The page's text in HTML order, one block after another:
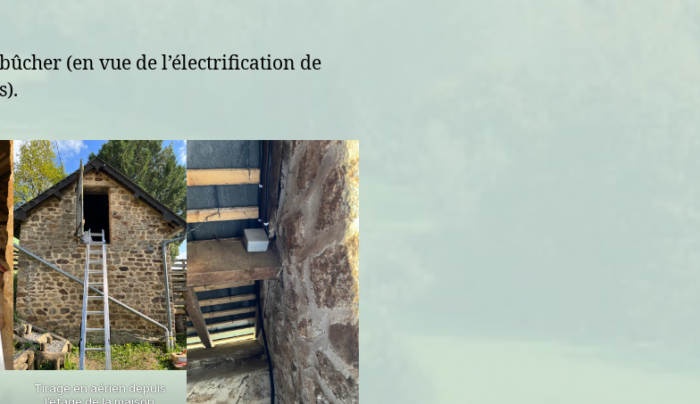
(en vue de l’électrification de
Tirage en aérien depuis
l’étage de la maison